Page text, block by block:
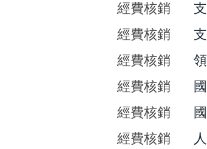
經費核銷
經費核銷
經費核銷
經費核銷
經費核銷
經費核銷